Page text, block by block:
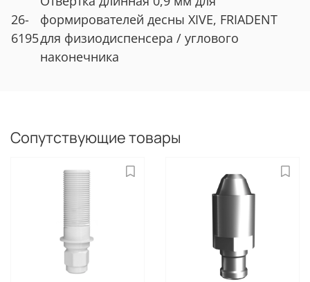
26-
6195
формирователей десны XIVE, FRIADENT
для физиодиспенсера / углового
наконечника
Сопутствующие товары